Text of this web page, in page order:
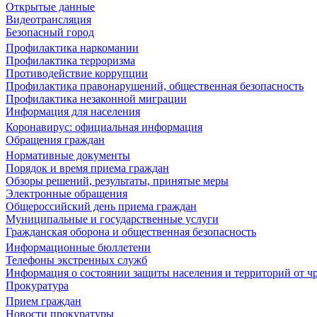
Открытые данные
Видеотрансляция
Безопасный город
Профилактика наркомании
Профилактика терроризма
Противодействие коррупции
Профилактика правонарушений, общественная безопасность
Профилактика незаконной миграции
Информация для населения
Коронавирус: официальная информация
Обращения граждан
Нормативные документы
Порядок и время приема граждан
Обзоры решений, результаты, принятые меры
Электронные обращения
Общероссийский день приема граждан
Муниципальные и государственные услуги
Гражданская оборона и общественная безопасность
Информационные бюллетени
Телефоны экстренных служб
Информация о состоянии защиты населения и территорий от
Прокуратура
Прием граждан
Новости прокуратуры